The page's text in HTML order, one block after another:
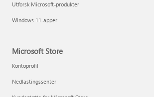
Utforsk Microsoft-produkter
Windows 11-apper
Microsoft Store
Kontoprofil
Nedlastingssenter